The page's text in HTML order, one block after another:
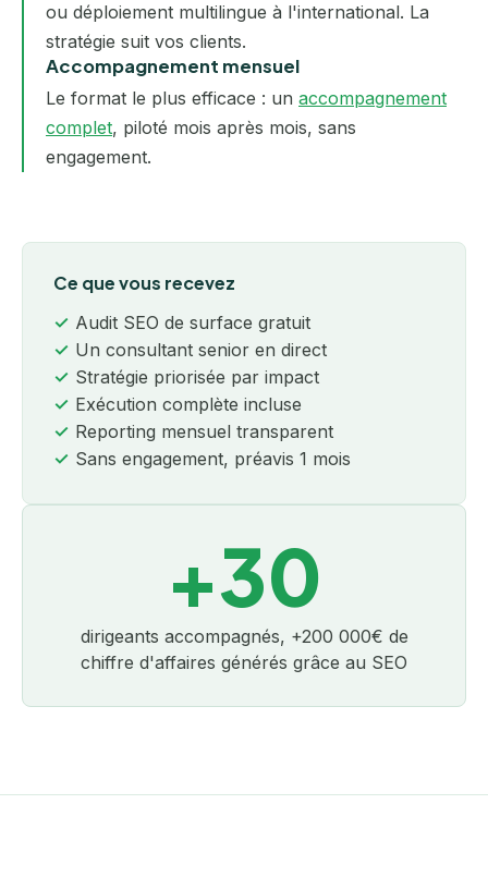
ou déploiement multilingue à l'international. La
stratégie suit vos clients.
Accompagnement mensuel
Le format le plus efficace : un accompagnement
complet, piloté mois après mois, sans
engagement.
Ce que vous recevez
Audit SEO de surface gratuit
Un consultant senior en direct
Stratégie priorisée par impact
Exécution complète incluse
Reporting mensuel transparent
Sans engagement, préavis 1 mois
+30
dirigeants accompagnés, +200 000€ de
chiffre d'affaires générés grâce au SEO